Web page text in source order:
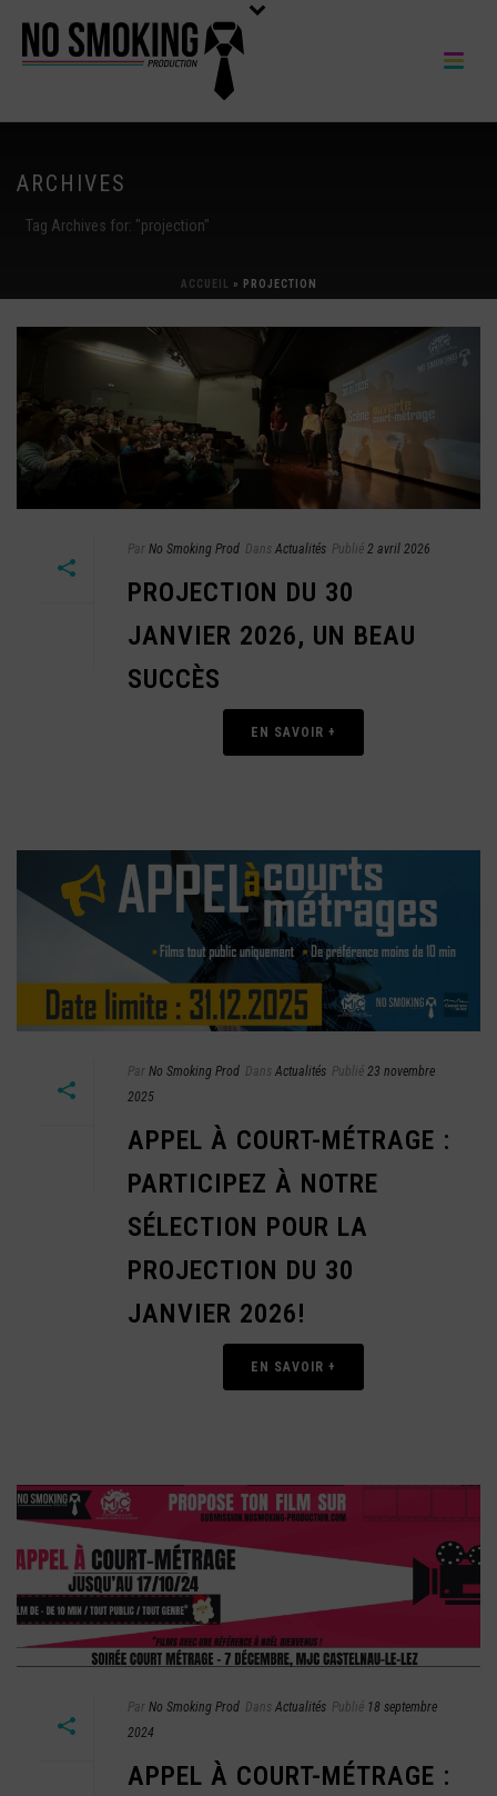
ARCHIVES
Tag Archives for: "projection"
ACCUEIL » PROJECTION
Par No Smoking Prod Dans Actualités Publié 2 avril 2026
PROJECTION DU 30
JANVIER 2026, UN BEAU
SUCCÈS
EN SAVOIR +
Par No Smoking Prod Dans Actualités Publié 23 novembre
2025
APPEL À COURT-MÉTRAGE :
PARTICIPEZ À NOTRE
SÉLECTION POUR LA
PROJECTION DU 30
JANVIER 2026!
EN SAVOIR +
Par No Smoking Prod Dans Actualités Publié 18 septembre
2024
APPEL À COURT-MÉTRAGE :